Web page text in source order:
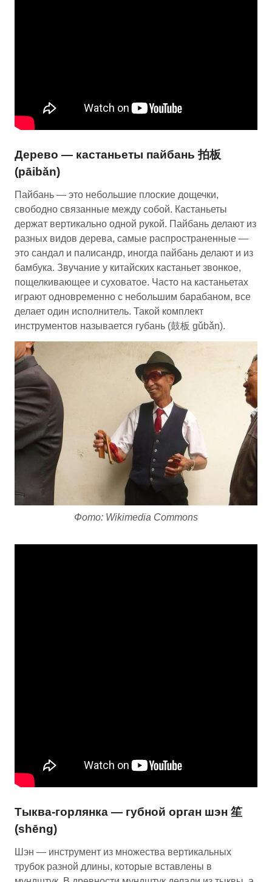
Дерево — кастаньеты пайбань 拍板
(pāibǎn)
Пайбань — это небольшие плоские дощечки,
свободно связанные между собой. Кастаньеты
держат вертикально одной рукой. Пайбань делают из
разных видов дерева, самые распространенные —
это сандал и палисандр, иногда пайбань делают и из
бамбука. Звучание у китайских кастаньет звонкое,
пощелкивающее и суховатое. Часто на кастаньетах
играют одновременно с небольшим барабаном, все
делает один исполнитель. Такой комплект
инструментов называется губань (鼓板 gǔbǎn).
Фото: Wikimedia Commons
Тыква-горлянка — губной орган шэн 笙
(shēng)
Шэн — инструмент из множества вертикальных
трубок разной длины, которые вставлены в